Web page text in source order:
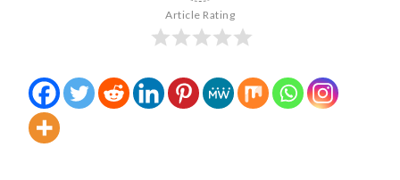
Article Rating